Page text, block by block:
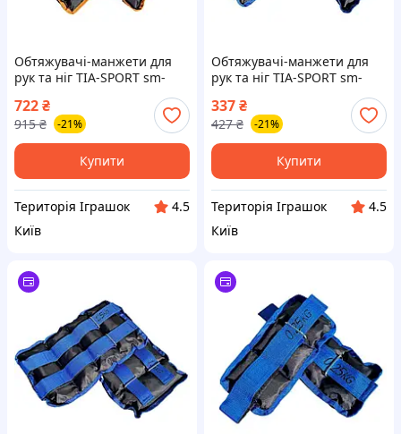
Обтяжувачі-манжети для
рук та ніг TIA-SPORT sm-
1356, 2x4,0 кг, Land of Toys
722₴
915 ₴ -21%
Купити
Територія Іграшок
4.5
Київ
Обтяжувачі-манжети для
рук та ніг TIA-SPORT sm-
1349, 2x0,75 кг, Land of Toys
337₴
427 ₴ -21%
Купити
Територія Іграшок
4.5
Київ